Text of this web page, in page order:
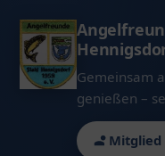
Gemeinsam
genießen –